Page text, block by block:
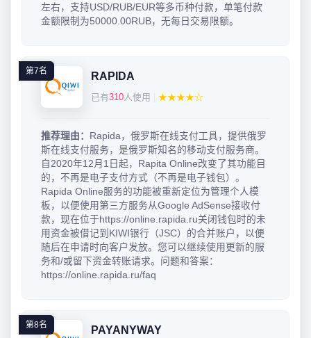
左右，支持USD/RUB/EUR等多币种付款，单笔付款
金额限制为50000.00RUB，无每日交易限额。
第7名 RAPIDA
已有310人使用 ★★★★☆
推荐理由：
Rapida，俄罗斯在线支付工具，提供俄罗
斯在线支付服务，是俄罗斯知名的移动支付服务商。
自2020年12月1日起，Rapita Online改变了其功能目
的，不再是电子支付方式（不再是电子钱包）。
Rapida Online服务的功能被重新定位为管理个人模
板，以便使用第三方服务从Google AdSense接收付
款，现在位于https://online.rapida.ru关闭钱包时的未
用资金被借记到KIWI银行（JSC）的合并账户，以便
随后在申请时向客户发放。您可以继续使用更新的服
务和/或留下资金转账请求。问题和答案：
https://online.rapida.ru/faq
第8名 PAYANYWAY